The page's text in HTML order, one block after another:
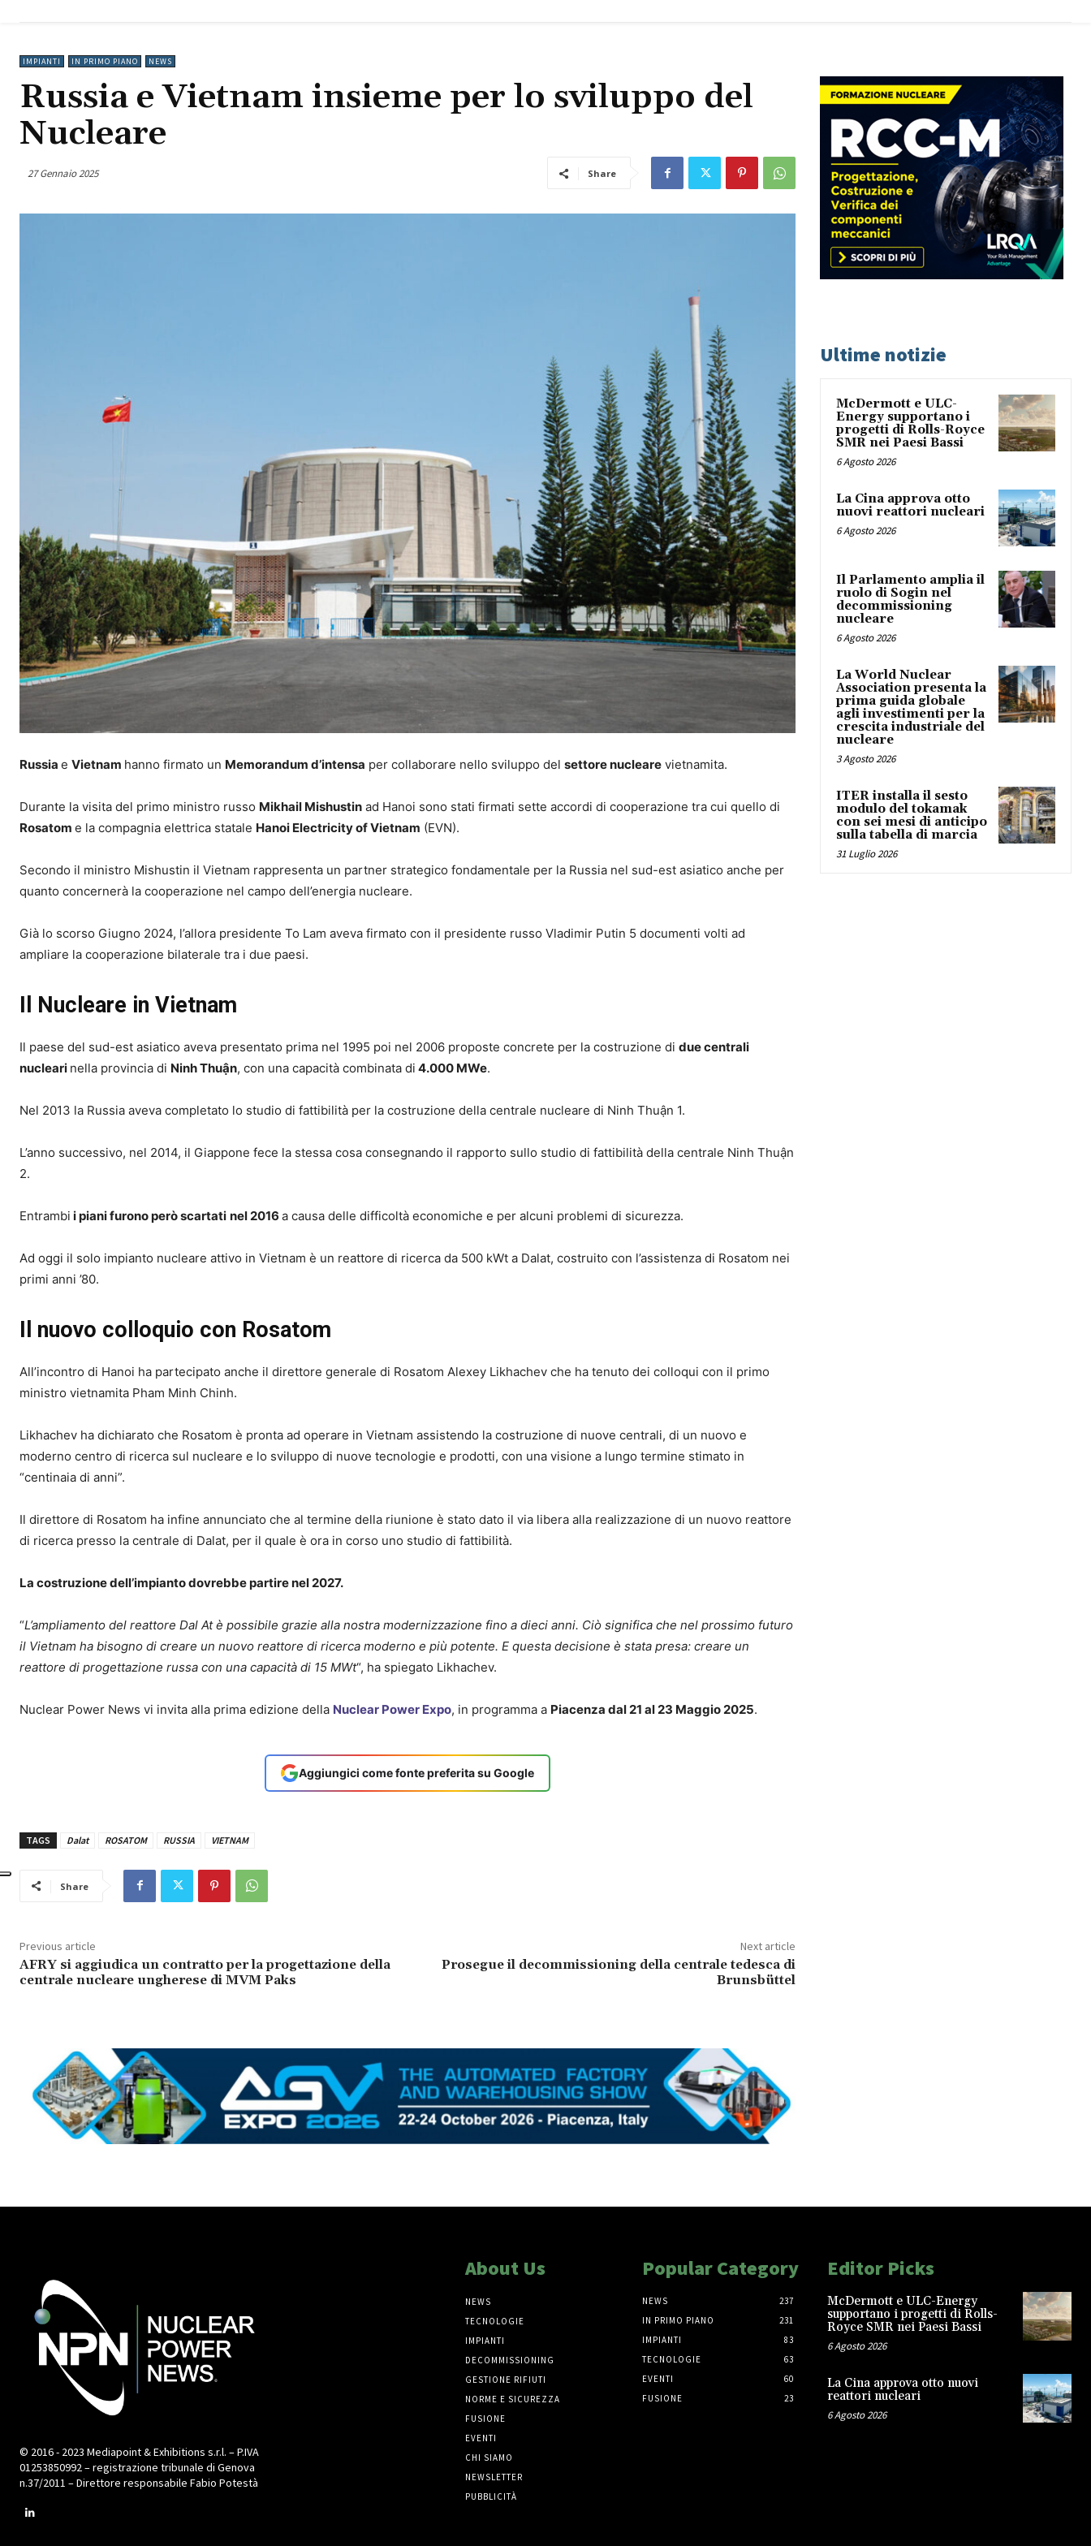
IMPIANTI IN PRIMO PIANO NEWS
Russia e Vietnam insieme per lo sviluppo del
Nucleare
27 Gennaio 2025 Share
Russia e Vietnam hanno firmato un Memorandum d’intensa per collaborare nello sviluppo del settore nucleare vietnamita.
Durante la visita del primo ministro russo Mikhail Mishustin ad Hanoi sono stati firmati sette accordi di cooperazione tra cui quello di
Rosatom e la compagnia elettrica statale Hanoi Electricity of Vietnam (EVN).
Secondo il ministro Mishustin il Vietnam rappresenta un partner strategico fondamentale per la Russia nel sud-est asiatico anche per
quanto concernerà la cooperazione nel campo dell’energia nucleare.
Già lo scorso Giugno 2024, l’allora presidente To Lam aveva firmato con il presidente russo Vladimir Putin 5 documenti volti ad
ampliare la cooperazione bilaterale tra i due paesi.
Il Nucleare in Vietnam
Il paese del sud-est asiatico aveva presentato prima nel 1995 poi nel 2006 proposte concrete per la costruzione di due centrali
nucleari nella provincia di Ninh Thuận, con una capacità combinata di 4.000 MWe.
Nel 2013 la Russia aveva completato lo studio di fattibilità per la costruzione della centrale nucleare di Ninh Thuận 1.
L’anno successivo, nel 2014, il Giappone fece la stessa cosa consegnando il rapporto sullo studio di fattibilità della centrale Ninh Thuận
2.
Entrambi i piani furono però scartati nel 2016 a causa delle difficoltà economiche e per alcuni problemi di sicurezza.
Ad oggi il solo impianto nucleare attivo in Vietnam è un reattore di ricerca da 500 kWt a Dalat, costruito con l’assistenza di Rosatom nei
primi anni ’80.
Il nuovo colloquio con Rosatom
All’incontro di Hanoi ha partecipato anche il direttore generale di Rosatom Alexey Likhachev che ha tenuto dei colloqui con il primo
ministro vietnamita Pham Minh Chinh.
Likhachev ha dichiarato che Rosatom è pronta ad operare in Vietnam assistendo la costruzione di nuove centrali, di un nuovo e
moderno centro di ricerca sul nucleare e lo sviluppo di nuove tecnologie e prodotti, con una visione a lungo termine stimato in
“centinaia di anni”.
Il direttore di Rosatom ha infine annunciato che al termine della riunione è stato dato il via libera alla realizzazione di un nuovo reattore
di ricerca presso la centrale di Dalat, per il quale è ora in corso uno studio di fattibilità.
La costruzione dell’impianto dovrebbe partire nel 2027.
“L’ampliamento del reattore Dal At è possibile grazie alla nostra modernizzazione fino a dieci anni. Ciò significa che nel prossimo futuro
il Vietnam ha bisogno di creare un nuovo reattore di ricerca moderno e più potente. E questa decisione è stata presa: creare un
reattore di progettazione russa con una capacità di 15 MWt“, ha spiegato Likhachev.
Nuclear Power News vi invita alla prima edizione della Nuclear Power Expo, in programma a Piacenza dal 21 al 23 Maggio 2025.
Aggiungici come fonte preferita su Google
TAGS Dalat ROSATOM RUSSIA VIETNAM
Share
Previous article
AFRY si aggiudica un contratto per la progettazione della
centrale nucleare ungherese di MVM Paks
Next article
Prosegue il decommissioning della centrale tedesca di
Brunsbüttel
Ultime notizie
McDermott e ULC-
Energy supportano i
progetti di Rolls-Royce
SMR nei Paesi Bassi
6 Agosto 2026
La Cina approva otto
nuovi reattori nucleari
6 Agosto 2026
Il Parlamento amplia il
ruolo di Sogin nel
decommissioning
nucleare
6 Agosto 2026
La World Nuclear
Association presenta la
prima guida globale
agli investimenti per la
crescita industriale del
nucleare
3 Agosto 2026
ITER installa il sesto
modulo del tokamak
con sei mesi di anticipo
sulla tabella di marcia
31 Luglio 2026
© 2016 - 2023 Mediapoint & Exhibitions s.r.l. – P.IVA
01253850992 – registrazione tribunale di Genova
n.37/2011 – Direttore responsabile Fabio Potestà
About Us
NEWS
TECNOLOGIE
IMPIANTI
DECOMMISSIONING
GESTIONE RIFIUTI
NORME E SICUREZZA
FUSIONE
EVENTI
CHI SIAMO
NEWSLETTER
PUBBLICITÀ
Popular Category
NEWS
237
IN PRIMO PIANO
231
IMPIANTI
83
TECNOLOGIE
63
EVENTI
60
FUSIONE
23
Editor Picks
McDermott e ULC-Energy
supportano i progetti di Rolls-
Royce SMR nei Paesi Bassi
6 Agosto 2026
La Cina approva otto nuovi
reattori nucleari
6 Agosto 2026